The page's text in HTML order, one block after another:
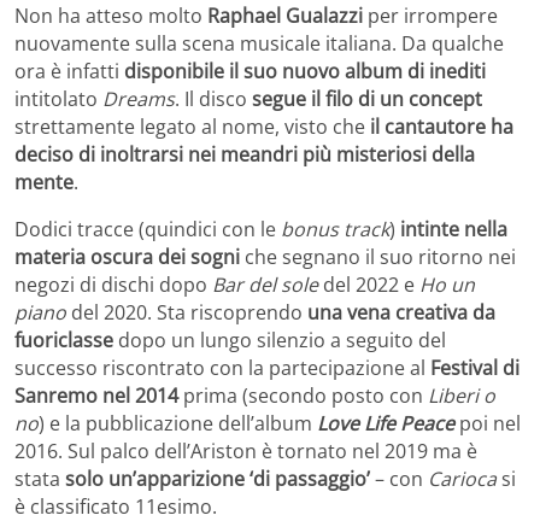
Non ha atteso molto Raphael Gualazzi per irrompere
nuovamente sulla scena musicale italiana. Da qualche
ora è infatti disponibile il suo nuovo album di inediti
intitolato Dreams. Il disco segue il filo di un concept
strettamente legato al nome, visto che il cantautore ha
deciso di inoltrarsi nei meandri più misteriosi della
mente.
Dodici tracce (quindici con le bonus track) intinte nella
materia oscura dei sogni che segnano il suo ritorno nei
negozi di dischi dopo Bar del soledel 2022 e Ho un
piano del 2020. Sta riscoprendo una vena creativa da
fuoriclasse dopo un lungo silenzio a seguito del
successo riscontrato con la partecipazione al Festival di
Sanremo nel 2014prima (secondo posto con Liberi o
no) e la pubblicazione dell’album Love Life Peacepoi nel
2016. Sul palco dell’Ariston è tornato nel 2019 ma è
stata solo un’apparizione ‘di passaggio’– con Cariocasi
è classificato 11esimo.